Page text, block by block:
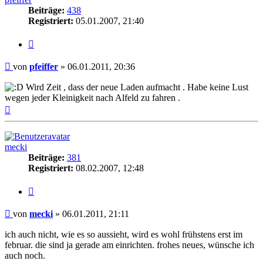
Beiträge: 438
Registriert: 05.01.2007, 21:40
Beitrag
von pfeiffer » 06.01.2011, 20:36
Wird Zeit , dass der neue Laden aufmacht . Habe keine Lust
wegen jeder Kleinigkeit nach Alfeld zu fahren .
mecki
Beiträge: 381
Registriert: 08.02.2007, 12:48
Beitrag
von mecki » 06.01.2011, 21:11
ich auch nicht, wie es so aussieht, wird es wohl frühstens erst im
februar. die sind ja gerade am einrichten. frohes neues, wünsche ich
auch noch.